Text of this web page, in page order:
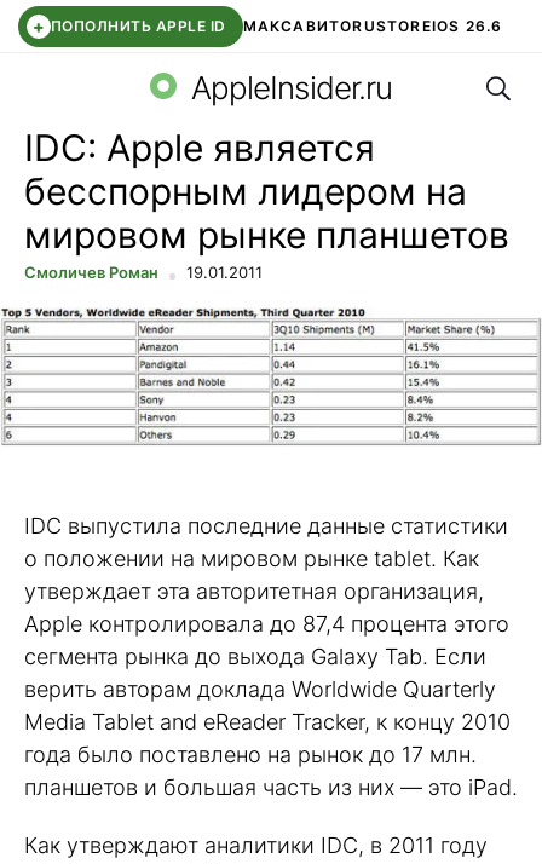
+ ПОПОЛНИТЬ APPLE ID МАКСАВИТОRUSTOREIOS 26.6
СБЕР КИДС ВТБ ОНЛАЙН ЧАТ В ROBLOX
AppleInsider.ru
IDC: Apple является
бесспорным лидером на
мировом рынке планшетов
Смоличев Роман 19.01.2011
IDC выпустила последние данные статистики
о положении на мировом рынке tablet. Как
утверждает эта авторитетная организация,
Apple контролировала до 87,4 процента этого
сегмента рынка до выхода Galaxy Tab. Если
верить авторам доклада Worldwide Quarterly
Media Tablet and eReader Tracker, к концу 2010
года было поставлено на рынок до 17 млн.
планшетов и большая часть из них — это iPad.
Как утверждают аналитики IDC, в 2011 году